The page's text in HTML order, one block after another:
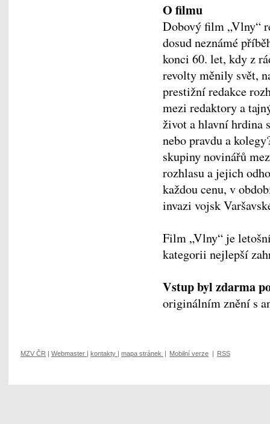
O filmu
Dobový film „Vlny“
dosud neznámé
konci 60. let, kdy z
revolty měnily svět,
prestižní redakce
mezi redaktory a
život a hlavní hrdina
nebo pravdu a
skupiny novinářů
rozhlasu a jejich
každou cenu, v
invazi vojsk
Film „Vlny“ je
kategorii nejlepší
Vstup byl zdarma
originálním znění s
MZV ČR | Webmaster | kontakty | mapa stránek | Mobilní verze | RSS